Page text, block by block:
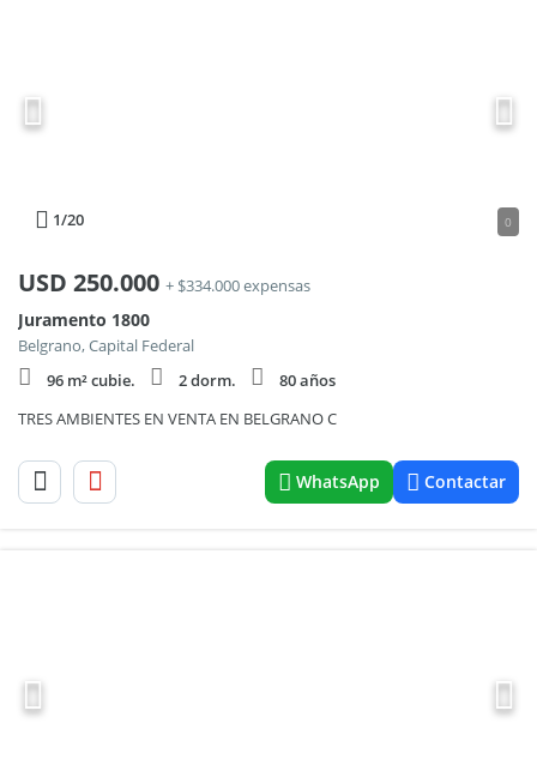
1/20 0
USD 250.000 + $334.000 expensas
Juramento 1800
Belgrano, Capital Federal
96 m² cubie.
2 dorm.
80 años
TRES AMBIENTES EN VENTA EN BELGRANO C
WhatsApp Contactar